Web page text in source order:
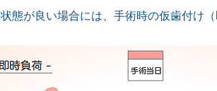
態が良い場合には、手術時の仮歯付け